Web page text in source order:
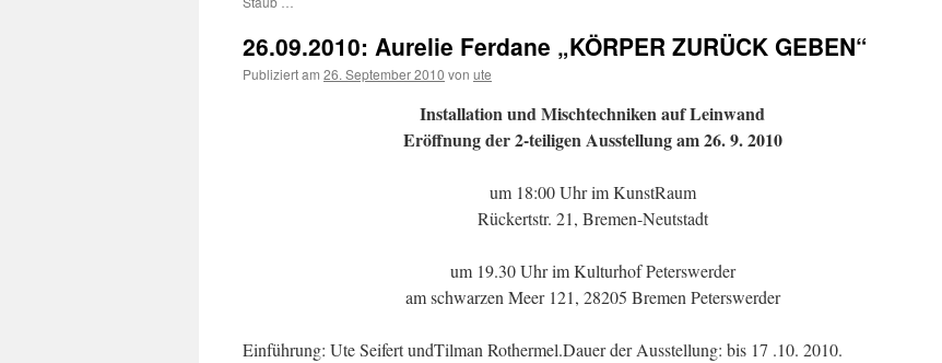
26.09.2010: Aurelie Ferdane „KÖRPER ZURÜCK GEBEN“
Publiziert am 26. September 2010 von ute
Installation und Mischtechniken auf Leinwand
Eröffnung der 2-teiligen Ausstellung am 26. 9. 2010
um 18:00 Uhr im KunstRaum
Rückertstr. 21, Bremen-Neutstadt
um 19.30 Uhr im Kulturhof Peterswerder
am schwarzen Meer 121, 28205 Bremen Peterswerder
Einführung: Ute Seifert undTilman Rothermel.Dauer der Ausstellung: bis 17 .10. 2010.